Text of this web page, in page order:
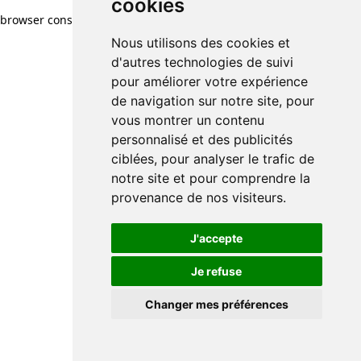
cookies
Nous utilisons des cookies et
d'autres technologies de suivi
pour améliorer votre expérience
de navigation sur notre site, pour
vous montrer un contenu
personnalisé et des publicités
ciblées, pour analyser le trafic de
notre site et pour comprendre la
provenance de nos visiteurs.
J'accepte
Je refuse
Changer mes préférences
browser console for more information)